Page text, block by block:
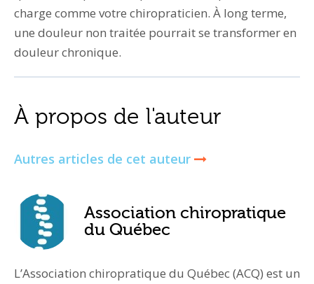
charge comme votre chiropraticien. À long terme,
une douleur non traitée pourrait se transformer en
douleur chronique.
À propos de l'auteur
Autres articles de cet auteur
Association chiropratique
du Québec
L’Association chiropratique du Québec (ACQ) est un